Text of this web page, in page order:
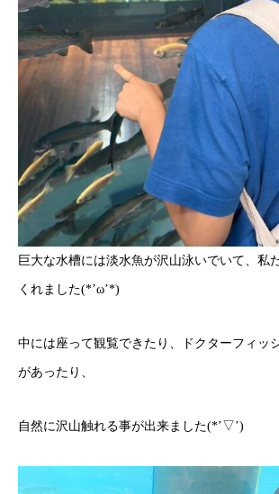
巨大な水槽には淡水魚が沢山泳いでいて、私
くれました(*’ω’*)
中には座って観覧できたり、ドクターフィッ
があったり、
自然に沢山触れる事が出来ました(*’▽’)